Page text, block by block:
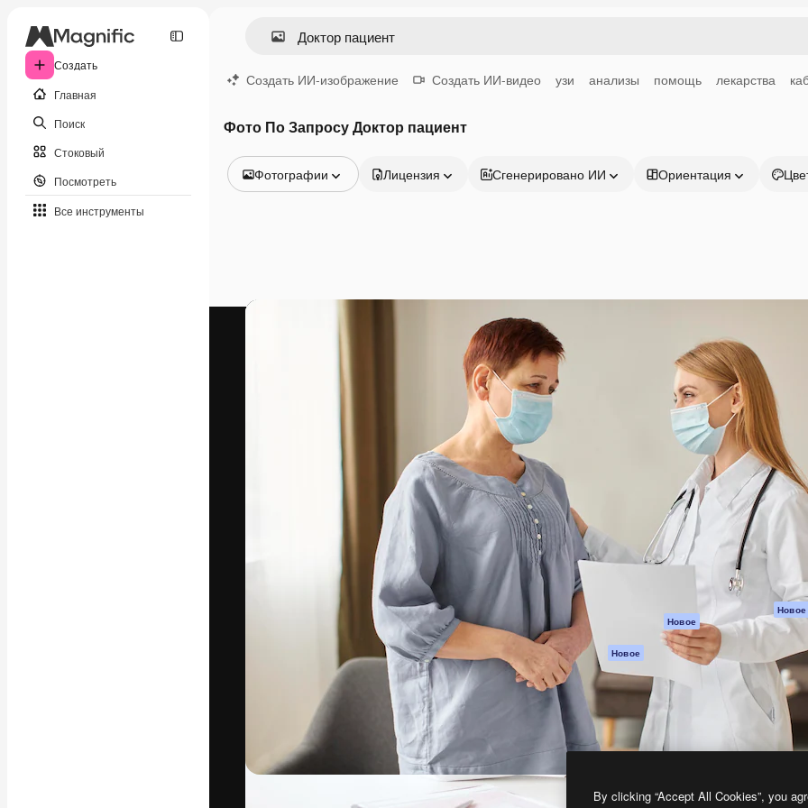
Создать
Главная
Поиск
Стоковый
Посмотреть
Все инструменты
Создать ИИ-изображение Создать ИИ-видео узи анализы помощь лекарства
Фото По Запросу Доктор пациент
Фотографии
Видео
Лицензия Сгенерировано ИИ Ориентация
Креативная платформа для создания
ваших лучших работ. Более 1 миллиона
подписчиков среди креаторов,
предприятий, агентств и студий.
Генератор видео
ИИ
Генератор голоса
на основе ИИ
Стоковый контент
MCP для
Claude/ChatGPT
Новое
Агенты Новое
API
Мобильное
приложение
Все инструменты
Magnific
Начать
Academy
Документация по
Пакету ИИ
Служба
поддержки
Условия и
положения
Политика
Оригиналы Новое
Политика файлов
cookie
Центр доверия
Партнеры
Предприятие
By clicking “Accept All Cookies”, you